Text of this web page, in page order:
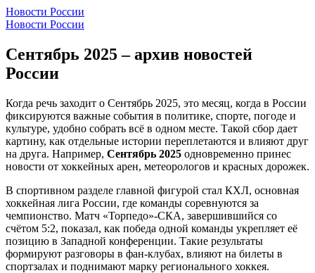
Новости России
Новости России
Сентябрь 2025 – архив новостей
России
Когда речь заходит о Сентябрь 2025, это месяц, когда в России
фиксируются важные события в политике, спорте, погоде и
культуре, удобно собрать всё в одном месте. Такой сбор дает
картину, как отдельные истории переплетаются и влияют друг
на друга. Например, Сентябрь 2025 одновременно принес
новости от хоккейных арен, метеорологов и красных дорожек.
В спортивном разделе главной фигурой стал КХЛ, основная
хоккейная лига России, где команды соревнуются за
чемпионство. Матч «Торпедо»‑СКА, завершившийся со
счётом 5:2, показал, как победа одной команды укрепляет её
позицию в Западной конференции. Такие результаты
формируют разговоры в фан‑клубах, влияют на билеты в
спортзалах и поднимают марку регионального хоккея.